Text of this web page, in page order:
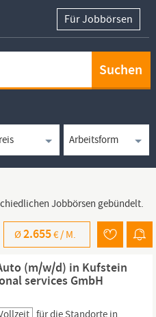
Für Jobbörsen
Jobbörsen gebündelt.
Ø2.655€ / M.
(m/w/d) in Kufstein
services GmbH
für die Standorte in